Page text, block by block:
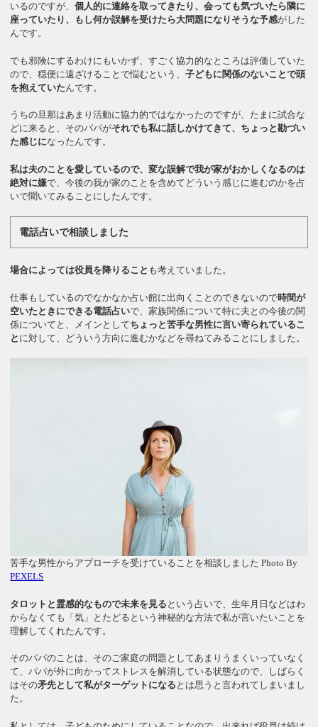
いるのですが、個人的に連絡を取ってきたり、会っても気づいたら隣に
座っていたり、もし何か誤解を受けたら大問題になりそうな予感がした
んです。
でも邪険にするわけにもいかず、すごく協力的なところは評価していた
ので、穏便に遠ざけることで悩むという、子どもに関係のないことで頭
を抱えていた んです。
うちの旦那はあまり活動に協力的ではなかったのですが、たまに試合な
どに来ると、そのパパがそれでも私に話しかけてきて、ちょっと勘づい
た感じになったんです。
私は夫のことを愛しているので、変な誤解で我が家がおかしくなるのは
絶対に嫌で、今後の我が家のことを含めてどういう感じに進むのかを占
いで聞いてみることにしたんです。
電話占いで相談しました
場合によっては役員を降りること も考えていました。
仕事もしているのでなかなか占い館に出向くことのできないので時間が
空いたときにできる電話占いで、家族関係について特に夫との今後の関
係についてと、メインとしてちょっと苦手な男性に言い寄られているこ
と に対して、どういう方向に進むかなどを尋ねてみることにしました。
苦手な男性からアプローチを受けていることを相談しました Photo By
PEXELS
タロットと霊感的なもので未来を見る という占いで、生年月日などはわ
からなくても「気」とたどるという神秘的な方法で私が言いたいことを
理解してくれたんです。
そのパパのことは、そのご家庭の問題としてあまりうまくいっていなく
て、パパが外に向かってストレスを解消している状態なので、しばらく
はその矛先として私がターゲットになる とは思うと言われてしまいまし
た。